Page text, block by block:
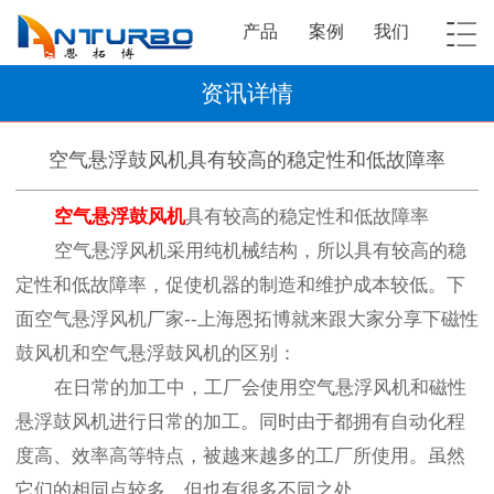
产品 案例 我们
资讯详情
空气悬浮鼓风机具有较高的稳定性和低故障率
空气悬浮鼓风机具有较高的稳定性和低故障率
空气悬浮风机采用纯机械结构，所以具有较高的稳
定性和低故障率，促使机器的制造和维护成本较低。下
面空气悬浮风机厂家--上海恩拓博就来跟大家分享下磁性
鼓风机和空气悬浮鼓风机的区别：
在日常的加工中，工厂会使用空气悬浮风机和磁性
悬浮鼓风机进行日常的加工。同时由于都拥有自动化程
度高、效率高等特点，被越来越多的工厂所使用。虽然